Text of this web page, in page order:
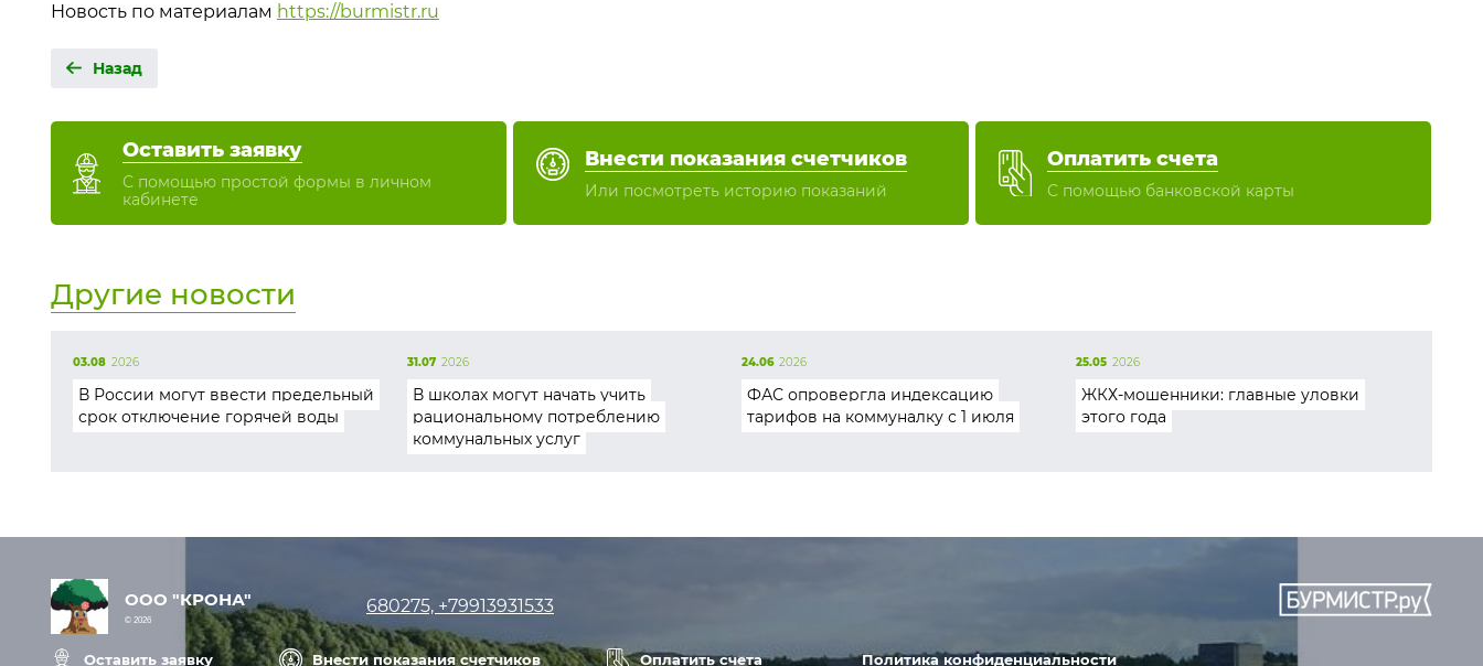
Новость по материалам https://burmistr.ru
Назад
Оставить заявку
С помощью простой формы в личном
кабинете
Внести показания счетчиков
Или посмотреть историю показаний
Оплатить счета
С помощью банковской карты
Другие новости
03.08 2026
В России могут ввести предельный
срок отключение горячей воды
31.07 2026
В школах могут начать учить
рациональному потреблению
коммунальных услуг
24.06 2026
ФАС опровергла индексацию
тарифов на коммуналку с 1 июля
25.05 2026
ЖКХ-мошенники: главные уловки
этого года
ООО "КРОНА"
© 2026
680275, +79913931533
Оставить заявку Внести показания счетчиков Оплатить счета Политика конфиденциальности